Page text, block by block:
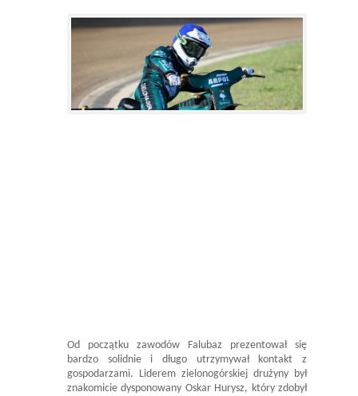
Od początku zawodów Falubaz prezentował się
bardzo solidnie i długo utrzymywał kontakt z
gospodarzami. Liderem zielonogórskiej drużyny był
znakomicie dysponowany Oskar Hurysz, który zdobył